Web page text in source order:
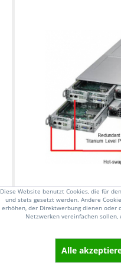
4 hot-
2HE Rackmount
Diese Website benutzt Cookies, die für
und stets gesetzt werden. Andere
erhöhen, der Direktwerbung dienen
Netzwerken vereinfachen
Alle